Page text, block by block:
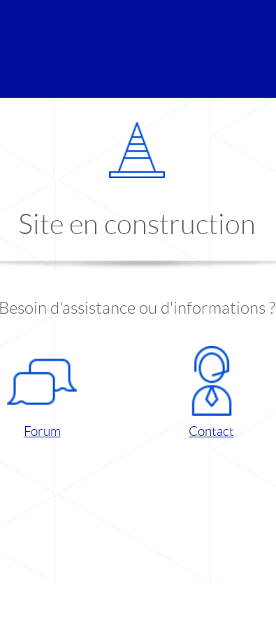
Site en construction
Besoin d'assistance ou d'informations ?
Forum Contact